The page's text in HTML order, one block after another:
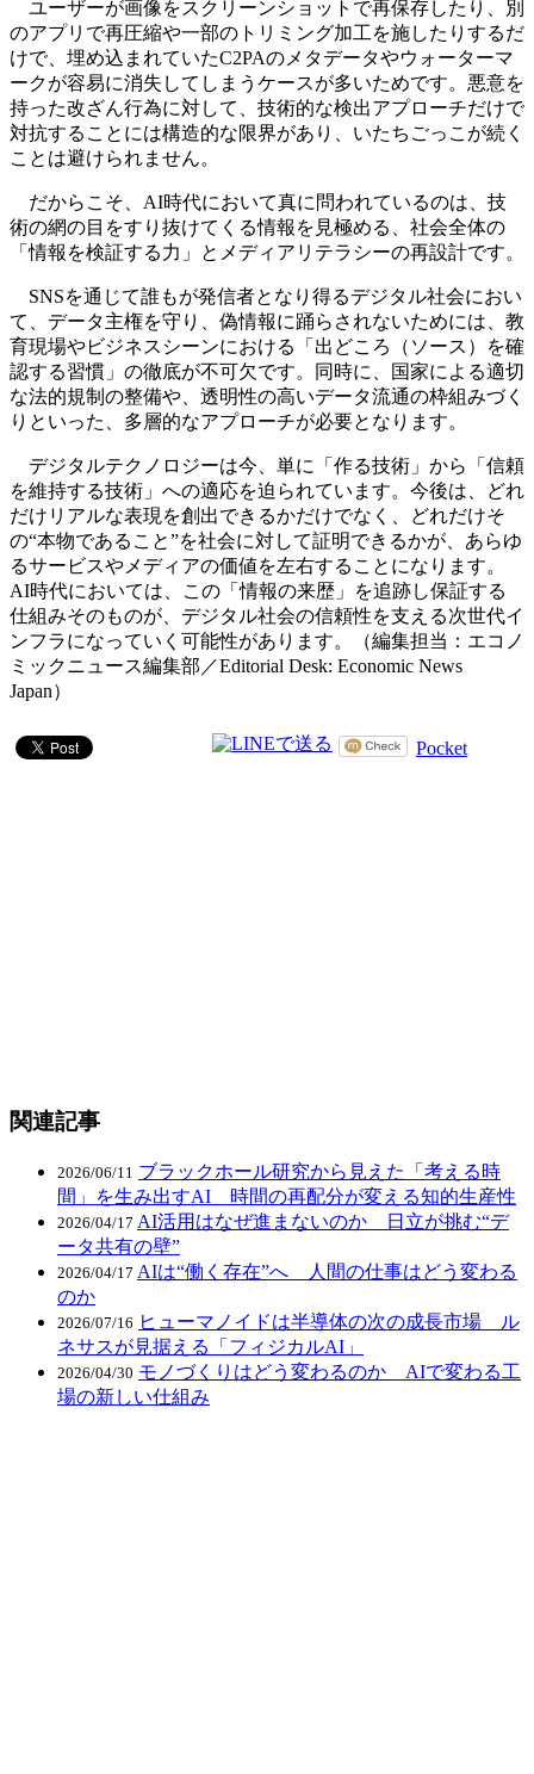
ユーザーが画像をスクリーンショットで再保存したり、別
のアプリで再圧縮や一部のトリミング加工を施したりするだ
けで、埋め込まれていたC2PAのメタデータやウォーターマ
ークが容易に消失してしまうケースが多いためです。悪意を
持った改ざん行為に対して、技術的な検出アプローチだけで
対抗することには構造的な限界があり、いたちごっこが続く
ことは避けられません。
だからこそ、AI時代において真に問われているのは、技
術の網の目をすり抜けてくる情報を見極める、社会全体の
「情報を検証する力」とメディアリテラシーの再設計です。
SNSを通じて誰もが発信者となり得るデジタル社会におい
て、データ主権を守り、偽情報に踊らされないためには、教
育現場やビジネスシーンにおける「出どころ（ソース）を確
認する習慣」の徹底が不可欠です。同時に、国家による適切
な法的規制の整備や、透明性の高いデータ流通の枠組みづく
りといった、多層的なアプローチが必要となります。
デジタルテクノロジーは今、単に「作る技術」から「信頼
を維持する技術」への適応を迫られています。今後は、どれ
だけリアルな表現を創出できるかだけでなく、どれだけそ
の“本物であること”を社会に対して証明できるかが、あらゆ
るサービスやメディアの価値を左右することになります。
AI時代においては、この「情報の来歴」を追跡し保証する
仕組みそのものが、デジタル社会の信頼性を支える次世代イ
ンフラになっていく可能性があります。（編集担当：エコノ
ミックニュース編集部／Editorial Desk: Economic News
Japan）
Pocket
関連記事
2026/06/11 ブラックホール研究から見えた「考える時
間」を生み出すAI 時間の再配分が変える知的生産性
2026/04/17 AI活用はなぜ進まないのか 日立が挑む“デ
ータ共有の壁”
2026/04/17 AIは“働く存在”へ 人間の仕事はどう変わる
のか
2026/07/16 ヒューマノイドは半導体の次の成長市場 ル
ネサスが見据える「フィジカルAI」
2026/04/30 モノづくりはどう変わるのか AIで変わる工
場の新しい仕組み